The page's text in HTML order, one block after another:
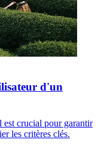
d'un
crucial pour garantir
les critères clés.